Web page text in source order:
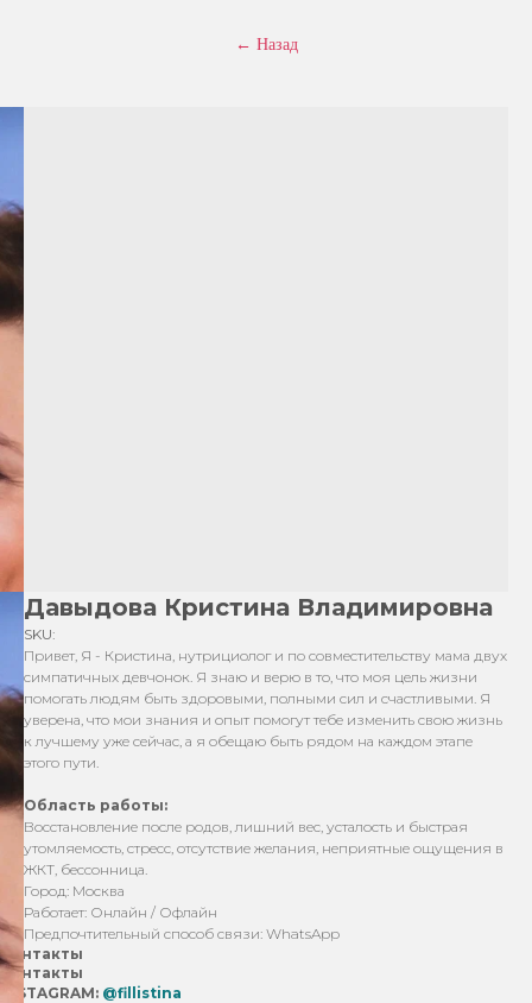
← Назад
Давыдова Кристина Владимировна
SKU:
Привет, Я - Кристина, нутрициолог и по совместительству мама двух
симпатичных девчонок. Я знаю и верю в то, что моя цель жизни
помогать людям быть здоровыми, полными сил и счастливыми. Я
уверена, что мои знания и опыт помогут тебе изменить свою жизнь
к лучшему уже сейчас, а я обещаю быть рядом на каждом этапе
этого пути.
Область работы:
Восстановление после родов, лишний вес, усталость и быстрая
утомляемость, стресс, отсутствие желания, неприятные ощущения в
ЖКТ, бессонница.
Город: Москва
Работает: Онлайн / Офлайн
Предпочтительный способ связи: WhatsApp
Контакты
Контакты
INSTAGRAM: @fillistina